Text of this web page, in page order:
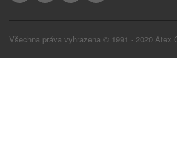
Všechna práva vyhrazena © 1991 - 2020 Atex